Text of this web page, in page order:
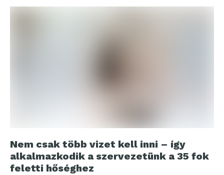
Nem csak több vizet kell inni – így
alkalmazkodik a szervezetünk a 35 fok
feletti hőséghez